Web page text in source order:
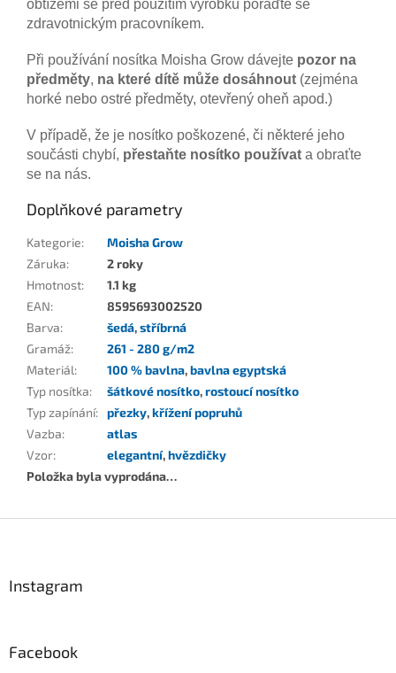
obtížemi se před použitím výrobku poraďte se
zdravotnickým pracovníkem.
Při používání nosítka Moisha Grow dávejte pozor na
předměty, na které dítě může dosáhnout (zejména
horké nebo ostré předměty, otevřený oheň apod.)
V případě, že je nosítko poškozené, či některé jeho
součásti chybí, přestaňte nosítko používat a obraťte
se na nás.
Doplňkové parametry
Kategorie:
Moisha Grow
Záruka:
2 roky
Hmotnost:
1.1 kg
EAN:
8595693002520
Barva: šedá,stříbrná
Gramáž:
261 - 280 g/m2
Materiál: 100 % bavlna,bavlna egyptská
Typ nosítka: šátkové nosítko,rostoucí nosítko
Typ zapínání: přezky,křížení popruhů
Vazba:
atlas
Vzor: elegantní,hvězdičky
Položka byla vyprodána…
Instagram
Facebook